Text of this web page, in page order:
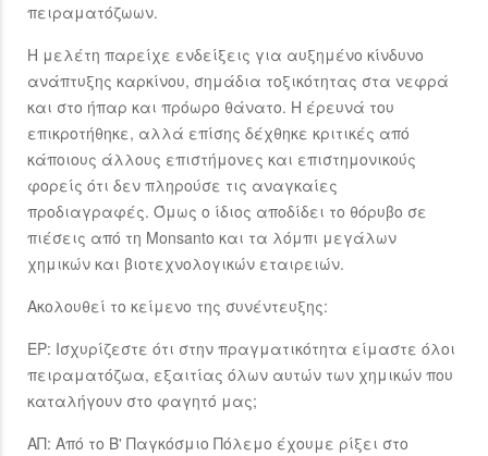
πειραματόζωων.
Η μελέτη παρείχε ενδείξεις για αυξημένο κίνδυνο
ανάπτυξης καρκίνου, σημάδια τοξικότητας στα νεφρά
και στο ήπαρ και πρόωρο θάνατο. Η έρευνά του
επικροτήθηκε, αλλά επίσης δέχθηκε κριτικές από
κάποιους άλλους επιστήμονες και επιστημονικούς
φορείς ότι δεν πληρούσε τις αναγκαίες
προδιαγραφές. Όμως ο ίδιος αποδίδει το θόρυβο σε
πιέσεις από τη Monsanto και τα λόμπι μεγάλων
χημικών και βιοτεχνολογικών εταιρειών.
Ακολουθεί το κείμενο της συνέντευξης:
ΕΡ: Ισχυρίζεστε ότι στην πραγματικότητα είμαστε όλοι
πειραματόζωα, εξαιτίας όλων αυτών των χημικών που
καταλήγουν στο φαγητό μας;
ΑΠ: Από το Β' Παγκόσμιο Πόλεμο έχουμε ρίξει στο